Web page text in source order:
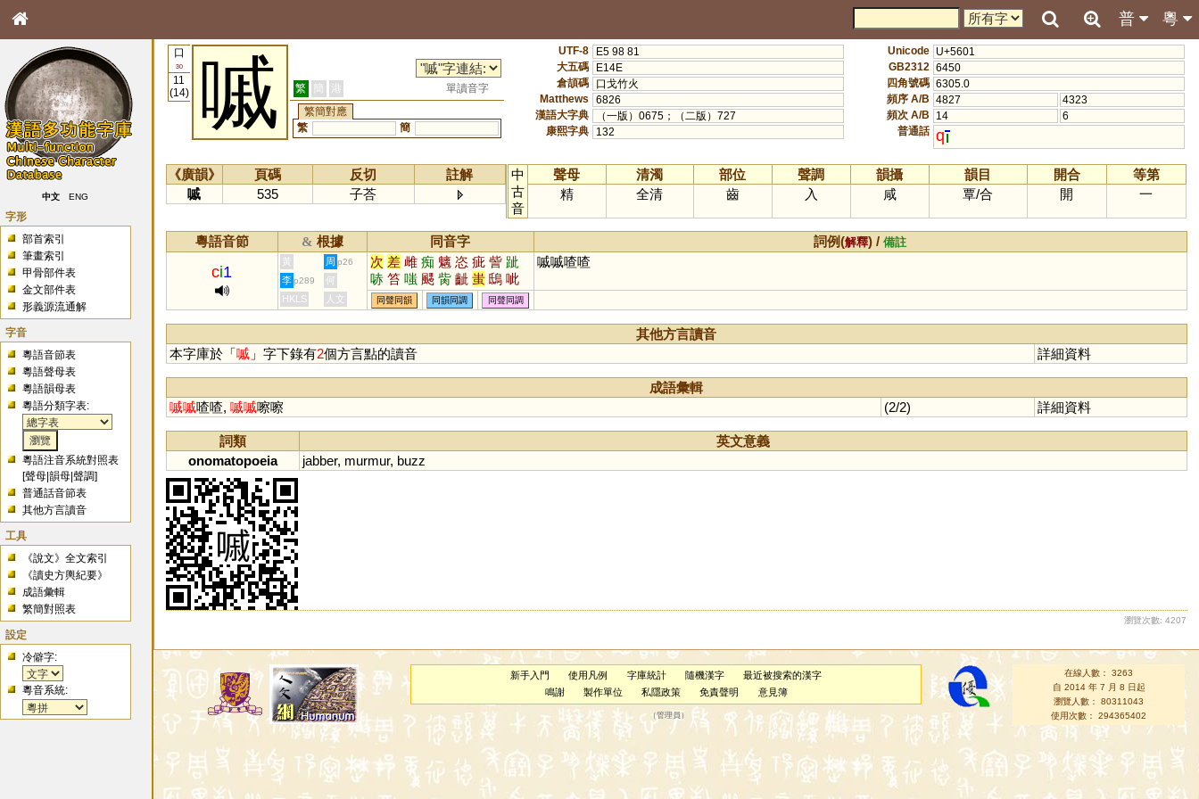
粵
普
中文 ENG
字形
部首索引
筆畫索引
甲骨部件表
金文部件表
形義源流通解
字音
粵語音節表
粵語聲母表
粵語韻母表
粵語分類字表:
粵語注音系統對照表
[聲母 |韻母 |聲調]
普通話音節表
其他方言讀音
工具
《說文》全文索引
《讀史方輿紀要》
成語彙輯
繁簡對照表
設定
冷僻字:
粵音系統:
口
30
11
(14)
嘁 繁 簡 港
單讀音字
繁簡對應
繁
簡
UTF-8
E5 98 81
大五碼
E14E
倉頡碼
口戈竹火
Matthews
6826
漢語大字典
（一版）0675；（二版）727
康熙字典
132
Unicode U+5601
GB2312 6450
四角號碼 6305.0
頻序 A/B 4827
4323
頻次 A/B
14
6
普通話 q
《廣韻》 頁碼 反切
註解
嘁
535 子荅
中
古
音
聲母 清濁 部位 聲調 韻攝 韻目 開合
等第
精
全清 齒 入 咸 覃/合 開 一
粵語音節 & 根據 同音字 詞例(解釋) /備註
ci1
黃 周 p26 次 差 雌 痴 魑 恣 疵 訾 跐
哧 笞 嗤 颸 胔 齜 蚩 鴟 呲
瓻 郗 眵 髊 攡 齝 螭 玼 骴
飺 摛 絺 媸 粢 趑 偨 离 胵
蠀
嘁嘁喳喳
李 p289
何
HKLS
人文 同聲同韻 同韻同調 同聲同調
其他方言讀音
本字庫於「嘁」字下錄有2個方言點的讀音 詳細資料
成語彙輯
嘁嘁喳喳, 嘁嘁嚓嚓 (2/2) 詳細資料
詞類
英文意義
onomatopoeia
jabber, murmur, buzz
瀏覽次數: 4207
新手入門 使用凡例 字庫統計 隨機漢字
最近被搜索的漢字
鳴謝
製作單位 私隱政策 免責聲明 意見簿
（管理員 ）
在線人數： 3263
自 2014 年 7 月 8 日起
瀏覽人數： 80311043
使用次數： 294365402